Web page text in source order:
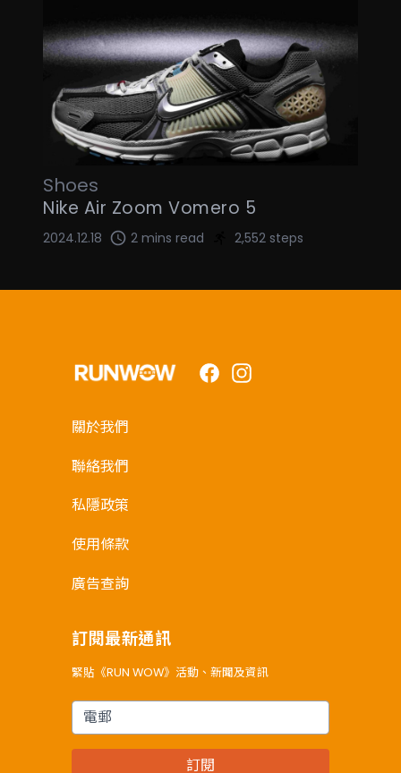
Shoes
Nike Air Zoom Vomero 5
2024.12.18 2 mins read 2,552 steps
FacebookInstagram
關於我們
聯絡我們
私隱政策
使用條款
廣告查詢
訂閱最新通訊
緊貼《RUN WOW》活動、新聞及資訊
電郵
訂閱